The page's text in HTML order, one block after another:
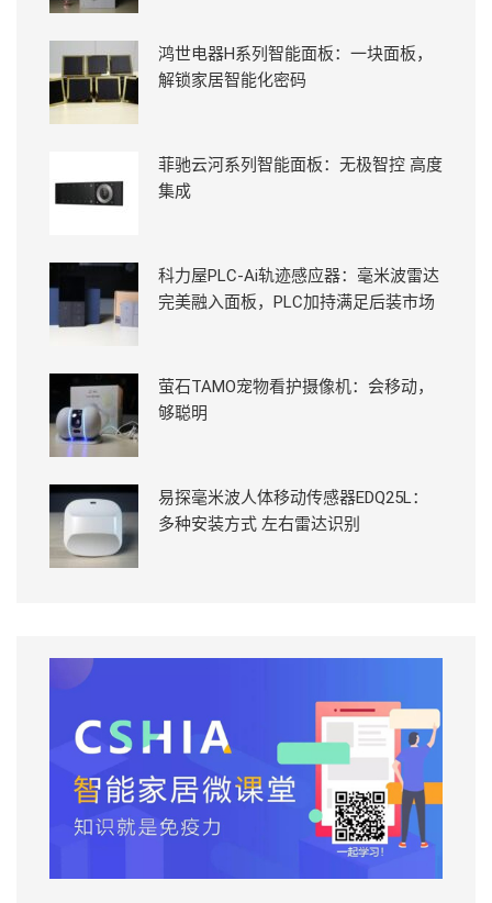
鸿世电器H系列智能面板：一块面板，
解锁家居智能化密码
菲驰云河系列智能面板：无极智控 高度
集成
科力屋PLC-Ai轨迹感应器：毫米波雷达
完美融入面板，PLC加持满足后装市场
萤石TAMO宠物看护摄像机：会移动，
够聪明
易探毫米波人体移动传感器EDQ25L：
多种安装方式 左右雷达识别